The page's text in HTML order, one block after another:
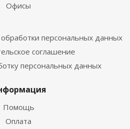
Офисы
персональных данных
соглашение
персональных данных
Помощь
Оплата